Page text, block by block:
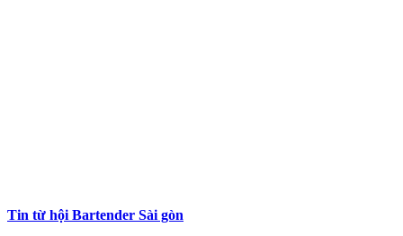
Tin từ hội Bartender Sài gòn